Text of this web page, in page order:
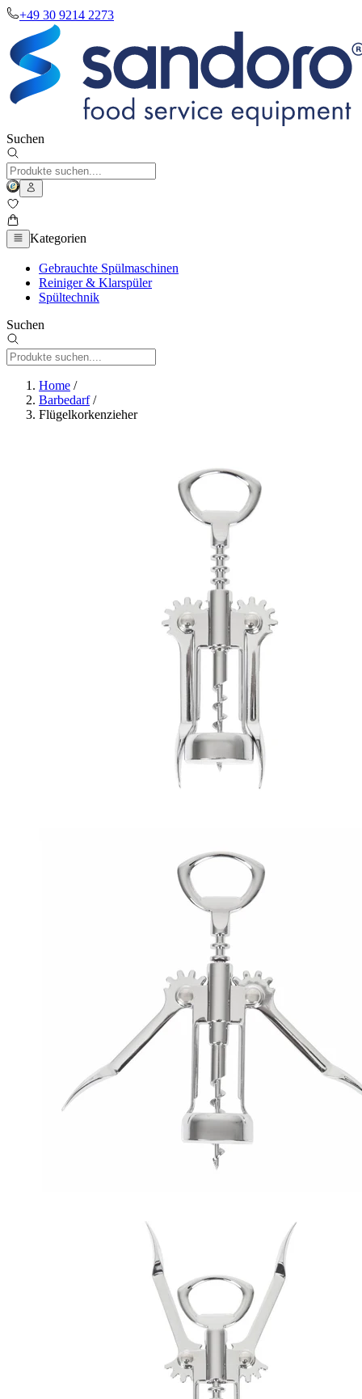
+49 30 9214 2273
Suchen
Kategorien
Gebrauchte Spülmaschinen
Reiniger & Klarspüler
Spültechnik
Suchen
Home /
Barbedarf/
Flügelkorkenzieher